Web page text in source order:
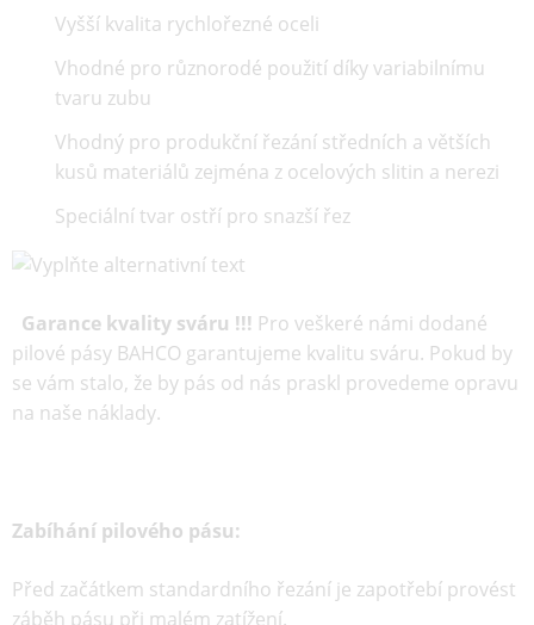
Vyšší kvalita rychlořezné oceli
Vhodné pro různorodé použití díky variabilnímu
tvaru zubu
Vhodný pro produkční řezání středních a větších
kusů materiálů zejména z ocelových slitin a nerezi
Speciální tvar ostří pro snazší řez
Garance kvality sváru !!! Pro veškeré námi dodané
pilové pásy BAHCO garantujeme kvalitu sváru. Pokud by
se vám stalo, že by pás od nás praskl provedeme opravu
na naše náklady.
Zabíhání pilového pásu:
Před začátkem standardního řezání je zapotřebí provést
záběh pásu při malém zatížení.